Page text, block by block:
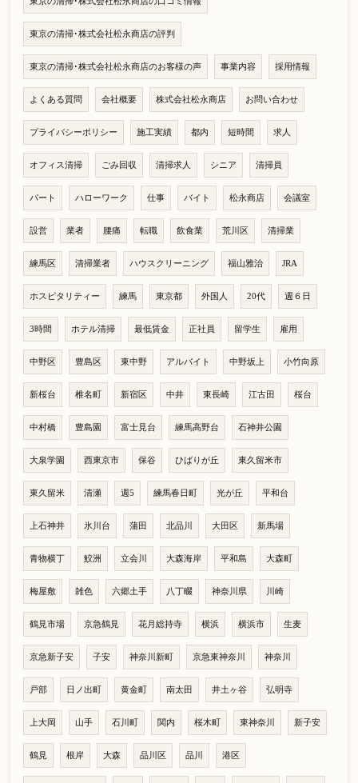
東京の清掃･株式会社松永商店の評判
東京の清掃･株式会社松永商店のお客様の声 事業内容 採用情報
よくある質問 会社概要 株式会社松永商店 お問い合わせ
プライバシーポリシー 施工実績 都内 短時間 求人
オフィス清掃 ごみ回収 清掃求人 シニア 清掃員
パート ハローワーク 仕事 バイト 松永商店 会議室
設営 業者 腰痛 転職 飲食業 荒川区 清掃業
練馬区 清掃業者 ハウスクリーニング 福山雅治 JRA
ホスピタリティー 練馬 東京都 外国人 20代 週６日
3時間 ホテル清掃 最低賃金 正社員 留学生 雇用
中野区 豊島区 東中野 アルバイト 中野坂上 小竹向原
新桜台 椎名町 新宿区 中井 東長崎 江古田 桜台
中村橋 豊島園 富士見台 練馬高野台 石神井公園
大泉学園 西東京市 保谷 ひばりが丘 東久留米市
東久留米 清瀬 週5 練馬春日町 光が丘 平和台
上石神井 氷川台 蒲田 北品川 大田区 新馬場
青物横丁 鮫洲 立会川 大森海岸 平和島 大森町
梅屋敷 雑色 六郷土手 八丁畷 神奈川県 川崎
鶴見市場 京急鶴見 花月総持寺 横浜 横浜市 生麦
京急新子安 子安 神奈川新町 京急東神奈川 神奈川
戸部 日ノ出町 黄金町 南太田 井土ヶ谷 弘明寺
上大岡 山手 石川町 関内 桜木町 東神奈川 新子安
鶴見 根岸 大森 品川区 品川 港区